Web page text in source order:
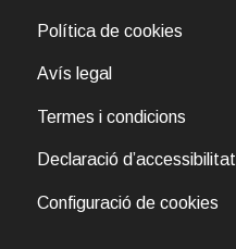
Política de cookies
Avís legal
Termes i condicions
Declaració d’accessibilitat
Configuració de cookies